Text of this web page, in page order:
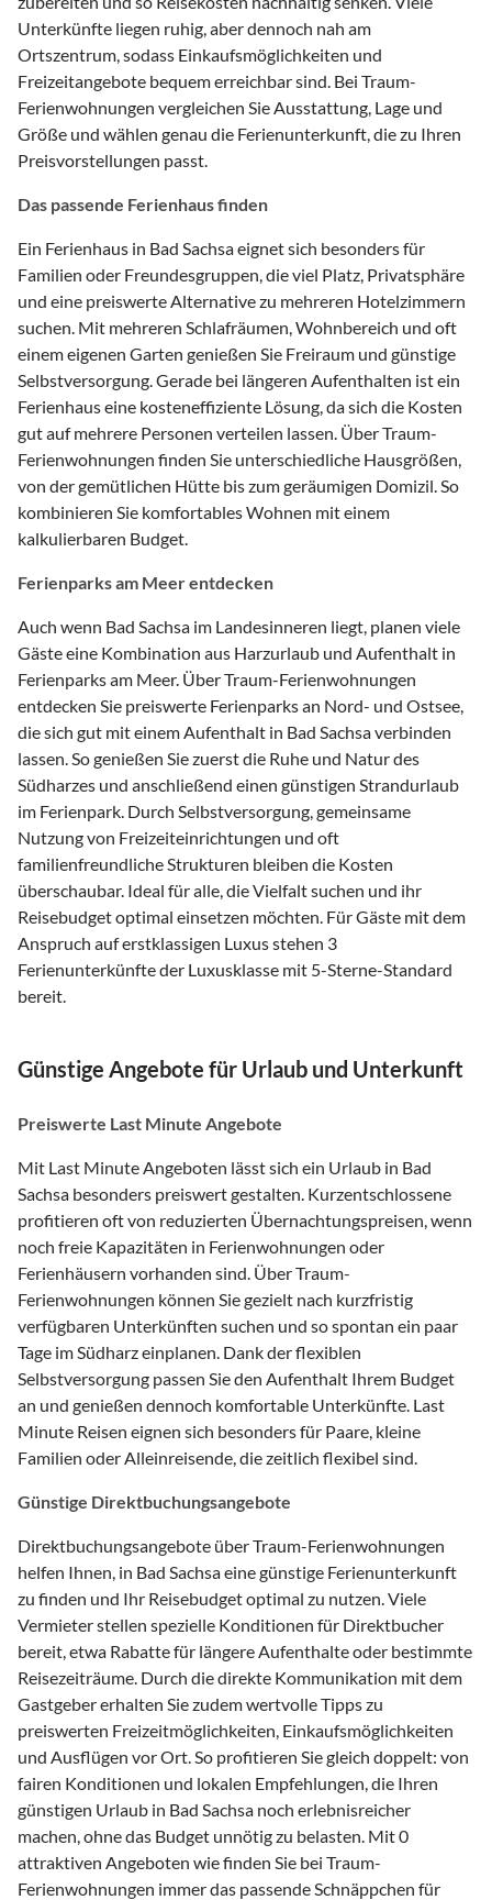
Unterkünfte liegen ruhig, aber dennoch nah am
Ortszentrum, sodass Einkaufsmöglichkeiten und
Freizeitangebote bequem erreichbar sind. Bei Traum-
Ferienwohnungen vergleichen Sie Ausstattung, Lage und
Größe und wählen genau die Ferienunterkunft, die zu Ihren
Preisvorstellungen passt.
Das passende Ferienhaus finden
Ein Ferienhaus in Bad Sachsa eignet sich besonders für
Familien oder Freundesgruppen, die viel Platz, Privatsphäre
und eine preiswerte Alternative zu mehreren Hotelzimmern
suchen. Mit mehreren Schlafräumen, Wohnbereich und oft
einem eigenen Garten genießen Sie Freiraum und günstige
Selbstversorgung. Gerade bei längeren Aufenthalten ist ein
Ferienhaus eine kosteneffiziente Lösung, da sich die Kosten
gut auf mehrere Personen verteilen lassen. Über Traum-
Ferienwohnungen finden Sie unterschiedliche Hausgrößen,
von der gemütlichen Hütte bis zum geräumigen Domizil. So
kombinieren Sie komfortables Wohnen mit einem
kalkulierbaren Budget.
Ferienparks am Meer entdecken
Auch wenn Bad Sachsa im Landesinneren liegt, planen viele
Gäste eine Kombination aus Harzurlaub und Aufenthalt in
Ferienparks am Meer. Über Traum-Ferienwohnungen
entdecken Sie preiswerte Ferienparks an Nord- und Ostsee,
die sich gut mit einem Aufenthalt in Bad Sachsa verbinden
lassen. So genießen Sie zuerst die Ruhe und Natur des
Südharzes und anschließend einen günstigen Strandurlaub
im Ferienpark. Durch Selbstversorgung, gemeinsame
Nutzung von Freizeiteinrichtungen und oft
familienfreundliche Strukturen bleiben die Kosten
überschaubar. Ideal für alle, die Vielfalt suchen und ihr
Reisebudget optimal einsetzen möchten. Für Gäste mit dem
Anspruch auf erstklassigen Luxus stehen 3
Ferienunterkünfte der Luxusklasse mit 5-Sterne-Standard
bereit.
Günstige Angebote für Urlaub und Unterkunft
Preiswerte Last Minute Angebote
Mit Last Minute Angeboten lässt sich ein Urlaub in Bad
Sachsa besonders preiswert gestalten. Kurzentschlossene
profitieren oft von reduzierten Übernachtungspreisen, wenn
noch freie Kapazitäten in Ferienwohnungen oder
Ferienhäusern vorhanden sind. Über Traum-
Ferienwohnungen können Sie gezielt nach kurzfristig
verfügbaren Unterkünften suchen und so spontan ein paar
Tage im Südharz einplanen. Dank der flexiblen
Selbstversorgung passen Sie den Aufenthalt Ihrem Budget
an und genießen dennoch komfortable Unterkünfte. Last
Minute Reisen eignen sich besonders für Paare, kleine
Familien oder Alleinreisende, die zeitlich flexibel sind.
Günstige Direktbuchungsangebote
Direktbuchungsangebote über Traum-Ferienwohnungen
helfen Ihnen, in Bad Sachsa eine günstige Ferienunterkunft
zu finden und Ihr Reisebudget optimal zu nutzen. Viele
Vermieter stellen spezielle Konditionen für Direktbucher
bereit, etwa Rabatte für längere Aufenthalte oder bestimmte
Reisezeiträume. Durch die direkte Kommunikation mit dem
Gastgeber erhalten Sie zudem wertvolle Tipps zu
preiswerten Freizeitmöglichkeiten, Einkaufsmöglichkeiten
und Ausflügen vor Ort. So profitieren Sie gleich doppelt: von
fairen Konditionen und lokalen Empfehlungen, die Ihren
günstigen Urlaub in Bad Sachsa noch erlebnisreicher
machen, ohne das Budget unnötig zu belasten. Mit 0
attraktiven Angeboten wie finden Sie bei Traum-
Ferienwohnungen immer das passende Schnäppchen für